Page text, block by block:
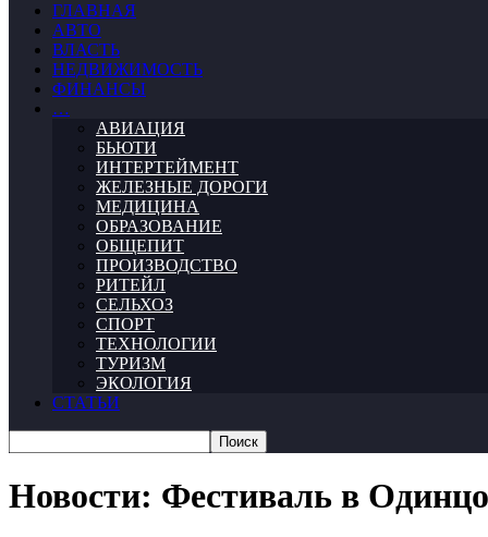
ГЛАВНАЯ
АВТО
ВЛАСТЬ
НЕДВИЖИМОСТЬ
ФИНАНСЫ
…
АВИАЦИЯ
БЬЮТИ
ИНТЕРТЕЙМЕНТ
ЖЕЛЕЗНЫЕ ДОРОГИ
МЕДИЦИНА
ОБРАЗОВАНИЕ
ОБЩЕПИТ
ПРОИЗВОДСТВО
РИТЕЙЛ
СЕЛЬХОЗ
СПОРТ
ТЕХНОЛОГИИ
ТУРИЗМ
ЭКОЛОГИЯ
СТАТЬИ
Новости: Фестиваль в